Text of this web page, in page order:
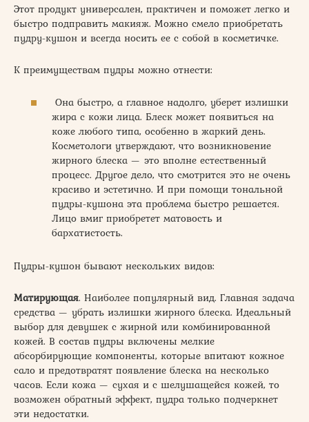
Этот продукт универсален, практичен и поможет легко и
быстро подправить макияж. Можно смело приобретать
пудру-кушон и всегда носить ее с собой в косметичке.
К преимуществам пудры можно отнести:
Она быстро, а главное надолго, уберет излишки
жира с кожи лица. Блеск может появиться на
коже любого типа, особенно в жаркий день.
Косметологи утверждают, что возникновение
жирного блеска — это вполне естественный
процесс. Другое дело, что смотрится это не очень
красиво и эстетично. И при помощи тональной
пудры-кушона эта проблема быстро решается.
Лицо вмиг приобретет матовость и
бархатистость.
Пудры-кушон бывают нескольких видов:
Матирующая. Наиболее популярный вид. Главная задача
средства — убрать излишки жирного блеска. Идеальный
выбор для девушек с жирной или комбинированной
кожей. В состав пудры включены мелкие
абсорбирующие компоненты, которые впитают кожное
сало и предотвратят появление блеска на несколько
часов. Если кожа — сухая и с шелушащейся кожей, то
возможен обратный эффект, пудра только подчеркнет
эти недостатки.